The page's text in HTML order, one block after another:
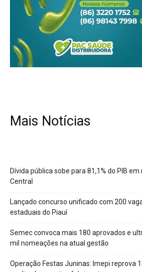
Mais Notícias
Dívida pública sobe para 81,1% do PIB
Central
Lançado concurso unificado com 200
estaduais do Piauí
Semec convoca mais 180 aprovados e
mil nomeações na atual gestão
Operação Festas Juninas: Imepi reprova